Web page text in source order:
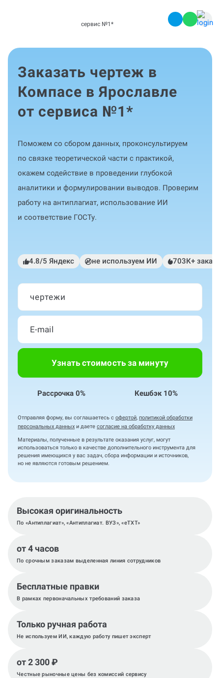
сервис №1 *
Заказать чертеж в
Компасе в Ярославле
от сервиса №1*
Поможем со сбором данных, проконсультируем
по связке теоретической части с практикой,
окажем содействие в проведении глубокой
аналитики и формулировании выводов. Проверим
работу на антиплагиат, использование ИИ
и соответствие ГОСТу.
4.8/5 Яндекс не используем ИИ 703К+
чертежи
Узнать стоимость за минуту
Рассрочка 0% Кешбэк 10%
Отправляя форму, вы соглашаетесь с офертой, политикой обработки
персональных данных и даете согласие на обработку данных
Материалы, полученные в результате оказания услуг, могут
использоваться только в качестве дополнительного инструмента для
решения имеющихся у вас задач, сбора информации и источников,
но не являются готовым решением.
Высокая оригинальность
По «Антиплагиат», «Антиплагиат. ВУЗ», «eTXT»
от 4 часов
По срочным заказам выделенная линия сотрудников
Бесплатные правки
В рамках первоначальных требований заказа
Только ручная работа
Не используем ИИ, каждую работу пишет эксперт
от 2 300 ₽
Честные рыночные цены без комиссий сервису